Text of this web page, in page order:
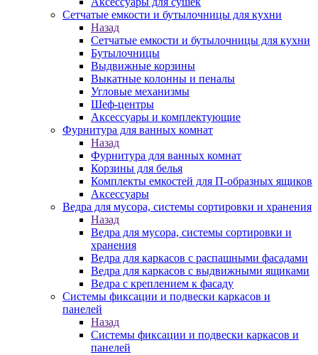
Сетчатые емкости и бутылочницы для кухни
Назад
Сетчатые емкости и бутылочницы для кухни
Бутылочницы
Выдвижные корзины
Выкатные колонны и пеналы
Угловые механизмы
Шеф-центры
Аксессуары и комплектующие
Фурнитура для ванных комнат
Назад
Фурнитура для ванных комнат
Корзины для белья
Комплекты емкостей для П-образных ящиков
Аксессуары
Ведра для мусора, системы сортировки и хранения
Назад
Ведра для мусора, системы сортировки и
хранения
Ведра для каркасов с распашными фасадами
Ведра для каркасов с выдвижными ящиками
Ведра с креплением к фасаду
Системы фиксации и подвески каркасов и
панелей
Назад
Системы фиксации и подвески каркасов и
панелей